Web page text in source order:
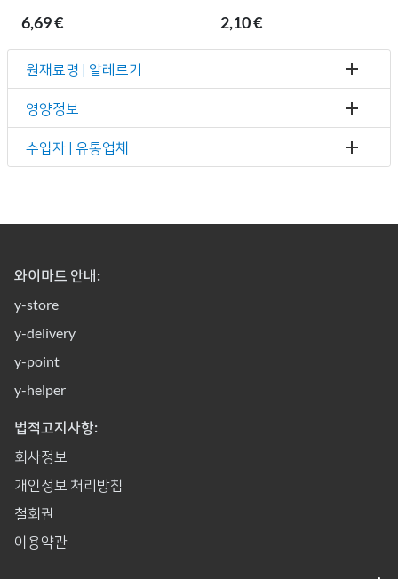
6,69 € 2,10 €
원재료명 | 알레르기
영양정보
수입자 | 유통업체
와이마트 안내:
y-store
y-delivery
y-point
y-helper
법적고지사항:
회사정보
개인정보 처리방침
철회권
이용약관